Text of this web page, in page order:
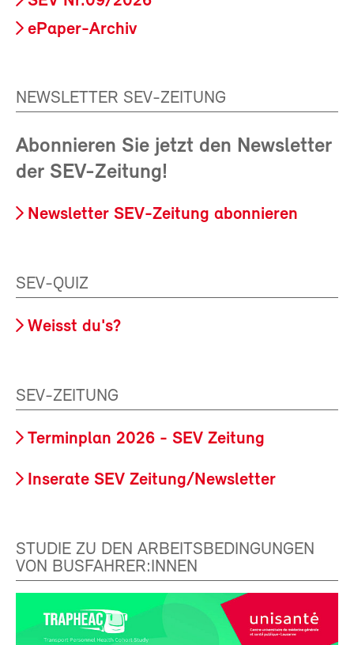
ePaper-Archiv
NEWSLETTER SEV-ZEITUNG
Abonnieren Sie jetzt den Newsletter
der SEV-Zeitung!
Newsletter SEV-Zeitung abonnieren
SEV-QUIZ
Weisst du's?
SEV-ZEITUNG
Terminplan 2026 - SEV Zeitung
Inserate SEV Zeitung/Newsletter
STUDIE ZU DEN ARBEITSBEDINGUNGEN
VON BUSFAHRER:INNEN